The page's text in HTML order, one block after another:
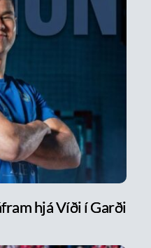
hjá Víði í Garði